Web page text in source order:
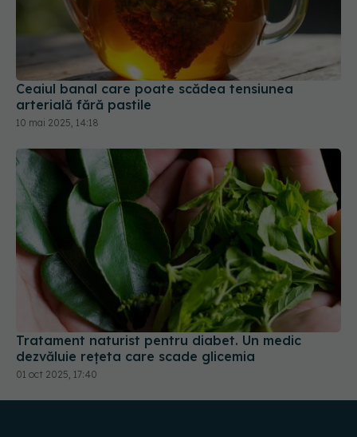
Ceaiul banal care poate scădea tensiunea
arterială fără pastile
10 mai 2025, 14:18
Tratament naturist pentru diabet. Un medic
dezvăluie rețeta care scade glicemia
01 oct 2025, 17:40